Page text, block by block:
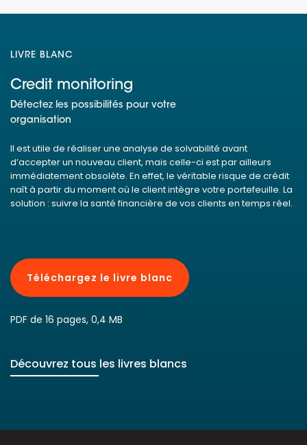
LIVRE BLANC
Credit monitoring
Détectez les possibilités pour votre
organisation
Il est utile de réaliser une analyse de solvabilité avant
d’accepter un nouveau client, mais celle-ci est par ailleurs
immédiatement obsolète. En effet, le véritable risque de crédit
naît à partir du moment où le client intègre votre portefeuille. La
solution : suivre la santé financière de vos clients en temps réel.
Téléchargez le livre blanc
PDF de 16 pages, 0,4 MB
Découvrez tous les livres blancs